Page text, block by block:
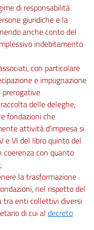
di responsabilità
giuridiche e la
anche conto del
indebitamento
con particolare
e impugnazione
delle deleghe;
fondazioni che
attività d'impresa si
e VI del libro quinto del
coerenza con quanto
la trasformazione
nel rispetto del
tra enti collettivi diversi
di cui al decreto